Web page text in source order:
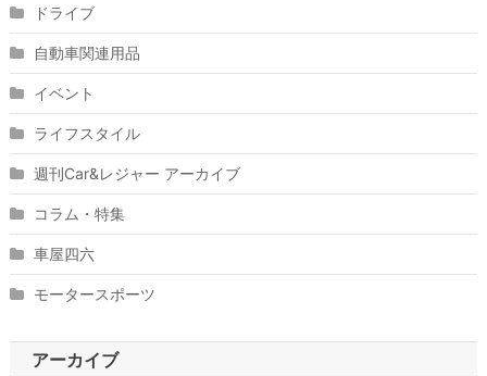
ドライブ
自動車関連用品
イベント
ライフスタイル
週刊Car&レジャー アーカイブ
コラム・特集
車屋四六
モータースポーツ
アーカイブ